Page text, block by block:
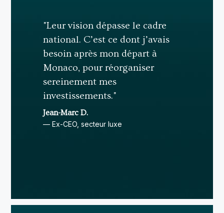
"Leur vision dépasse le cadre
national. C’est ce dont j’avais
besoin après mon départ à
Monaco, pour réorganiser
sereinement mes
investissements."
Jean-Marc D.
— Ex-CEO, secteur luxe